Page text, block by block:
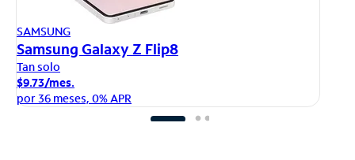
SAMSUNG
Samsung Galaxy Z Flip8
Tan solo
$9.73/mes.
por 36 meses, 0% APR